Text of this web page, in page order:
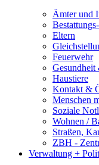
Ämter und
Eltern
Feuerwehr
Gesundheit
Haustiere
Kontakt &
Menschen
Soziale
Wohnen /
Straßen,
ZBH -
Verwaltung +